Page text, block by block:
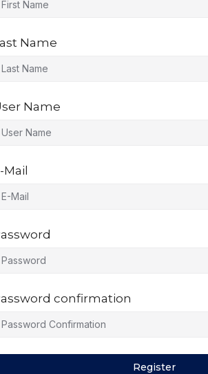
Name
Name
Mail
confirmation
Register